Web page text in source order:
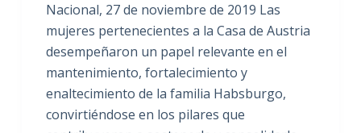
Nacional, 27 de noviembre de 2019 Las
mujeres pertenecientes a la Casa de Austria
desempeñaron un papel relevante en el
mantenimiento, fortalecimiento y
enaltecimiento de la familia Habsburgo,
convirtiéndose en los pilares que